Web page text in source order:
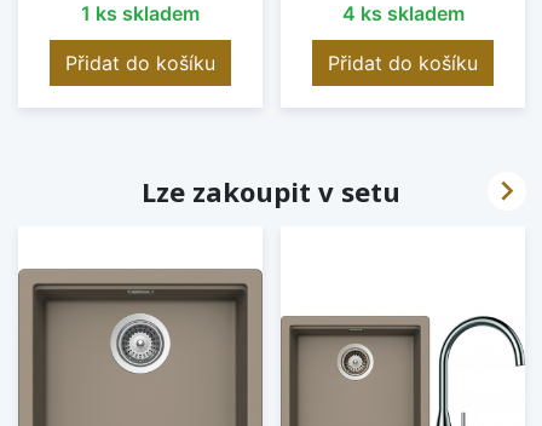
1 ks skladem
Přidat do košíku
4 ks skladem
Přidat do košíku
Lze zakoupit v setu 